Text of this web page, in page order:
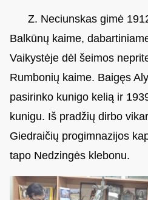
Z. Neciunskas gimė
Balkūnų kaime,
Vaikystėje dėl šeimos
Rumbonių kaime. Baigęs
pasirinko kunigo kelią ir
kunigu. Iš pradžių dirbo
Giedraičių progimnazijos
tapo Nedzingės klebonu.